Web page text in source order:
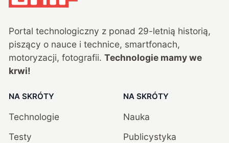
Portal technologiczny z ponad 29-letnią historią,
piszący o nauce i technice, smartfonach,
motoryzacji, fotografii. Technologie mamy we
krwi!
NA SKRÓTY
Technologie
Testy
NA SKRÓTY
Nauka
Publicystyka